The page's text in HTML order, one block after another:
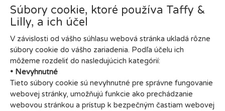
Súbory cookie, ktoré používa Taffy &
Lilly, a ich účel
V závislosti od vášho súhlasu webová stránka ukladá rôzne
súbory cookie do vášho zariadenia. Podľa účelu ich
môžeme rozdeliť do nasledujúcich kategórií:
• Nevyhnutné
Tieto súbory cookie sú nevyhnutné pre správne fungovanie
webovej stránky, umožňujú funkcie ako prechádzanie
webovou stránkou a prístup k bezpečným častiam webovej